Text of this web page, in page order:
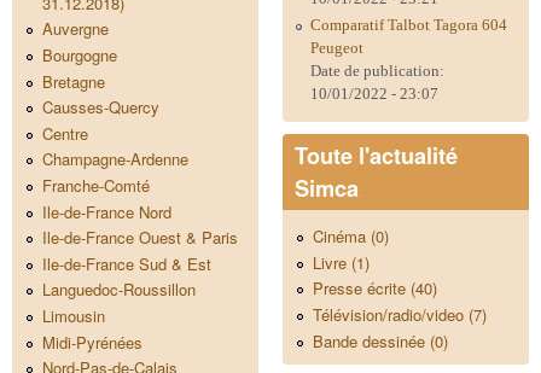
Auvergne
Bourgogne
Bretagne
Causses-Quercy
Centre
Champagne-Ardenne
Franche-Comté
Ile-de-France Nord
Ile-de-France Ouest & Paris
Ile-de-France Sud & Est
Languedoc-Roussillon
Limousin
Midi-Pyrénées
Nord-Pas-de-Calais
Comparatif Talbot Tagora 604
Peugeot
Date de publication:
10/01/2022 - 23:07
Toute l'actualité
Simca
Cinéma (0)
Livre (1)
Presse écrite (40)
Télévision/radio/video (7)
Bande dessinée (0)